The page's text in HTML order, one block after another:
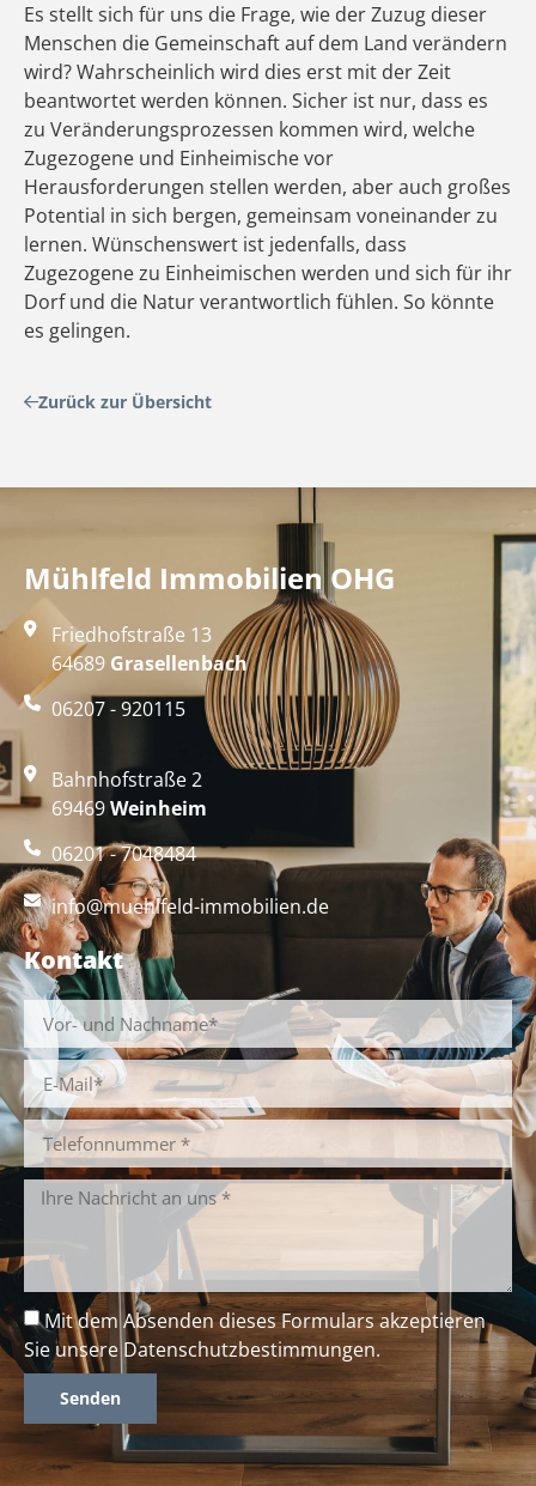
Es stellt sich für uns die Frage, wie der Zuzug dieser
Menschen die Gemeinschaft auf dem Land verändern
wird? Wahrscheinlich wird dies erst mit der Zeit
beantwortet werden können. Sicher ist nur, dass es
zu Veränderungsprozessen kommen wird, welche
Zugezogene und Einheimische vor
Herausforderungen stellen werden, aber auch großes
Potential in sich bergen, gemeinsam voneinander zu
lernen. Wünschenswert ist jedenfalls, dass
Zugezogene zu Einheimischen werden und sich für ihr
Dorf und die Natur verantwortlich fühlen. So könnte
es gelingen.
Zurück zur Übersicht
Mühlfeld Immobilien OHG
Friedhofstraße 13
64689 Grasellenbach
06207 - 920115
Bahnhofstraße 2
69469Weinheim
06201 - 7048484
info@muehlfeld-immobilien.de
Kontakt
Mit dem Absenden dieses Formulars akzeptieren
Sie unsereDatenschutzbestimmungen.
Senden
Alternative: